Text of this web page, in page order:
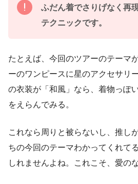
ふだん着でさりげなく再
テクニックです。
たとえば、今回のツアーのテーマ
ーのワンピースに星のアクセサリ
の衣装が「和風」なら、着物っぽ
をえらんでみる。
これなら周りと被らないし、推し
ちの今回のテーマわかってくれて
しれませんよね。これこそ、愛の